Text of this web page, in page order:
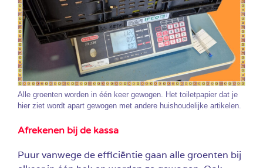
Alle groenten worden in één keer gewogen. Het toiletpapier dat je
hier ziet wordt apart gewogen met andere huishoudelijke artikelen.
Afrekenen bij de kassa
Puur vanwege de efficiëntie gaan alle groenten bij